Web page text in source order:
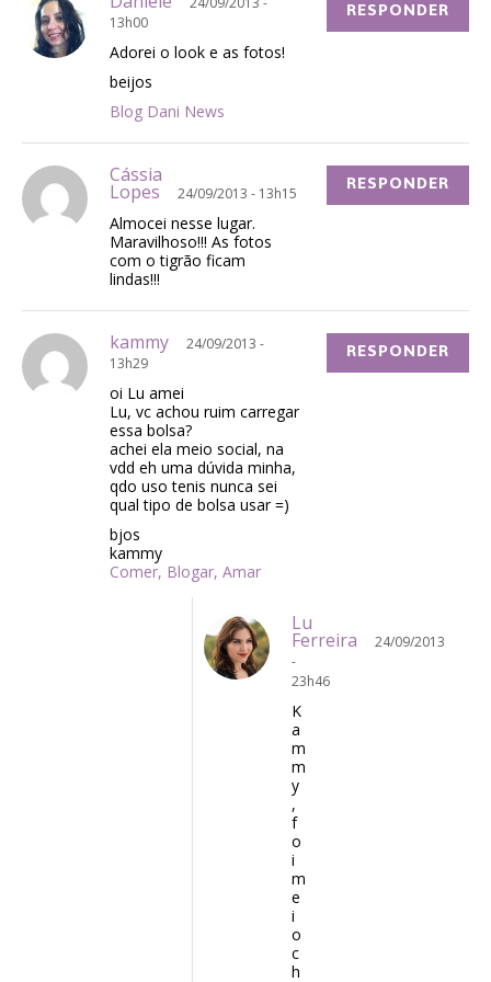
13h00
Adorei o look e as fotos!
beijos
Blog Dani News
RESPONDER
Cássia
Lopes 24/09/2013 - 13h15
Almocei nesse lugar.
Maravilhoso!!! As fotos
com o tigrão ficam
lindas!!!
RESPONDER
kammy
24/09/2013 -
13h29
oi Lu amei
Lu, vc achou ruim carregar
essa bolsa?
achei ela meio social, na
vdd eh uma dúvida minha,
qdo uso tenis nunca sei
qual tipo de bolsa usar =)
bjos
kammy
Comer, Blogar, Amar
RESPONDER
Lu
Ferreira
24/09/2013
-
23h46
K
a
m
m
y
,
f
o
i
m
e
i
o
c
h